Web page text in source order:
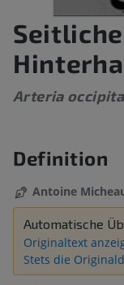
Seitliche
Arteria
Definition
Antoine
Automatische
Originaltext
Stets die